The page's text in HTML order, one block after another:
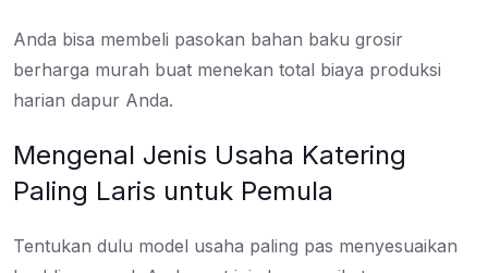
Anda bisa membeli pasokan bahan baku grosir
berharga murah buat menekan total biaya produksi
harian dapur Anda.
Mengenal Jenis Usaha Katering
Paling Laris untuk Pemula
Tentukan dulu model usaha paling pas menyesuaikan